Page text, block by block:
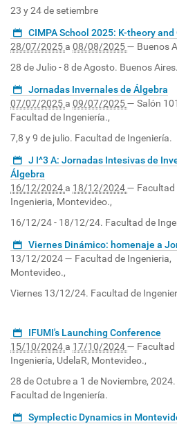
23 y 24 de setiembre
CIMPA School 2025: K-theory
28/07/2025 a 08/08/2025— Buenos
28 de Julio - 8 de Agosto. Buenos Aires.
Jornadas Invernales de Álgebra
07/07/2025 a 09/07/2025— Salón
Facultad de Ingeniería.,
7,8 y 9 de julio. Facultad de Ingeniería.
J I^3 A: Jornadas Intesivas de
Álgebra
16/12/2024 a 18/12/2024— Facultad
Ingenieria, Montevideo.,
16/12/24 - 18/12/24. Facultad de
Viernes Dinámico: homenaje a
13/12/2024— Facultad de Ingenieria,
Montevideo.,
Viernes 13/12/24. Facultad de
IFUMI's Launching Conference
15/10/2024 a 17/10/2024— Facultad
Ingeniería, UdelaR, Montevideo.,
28 de Octubre a 1 de Noviembre, 2024.
Facultad de Ingeniería.
Symplectic Dynamics in